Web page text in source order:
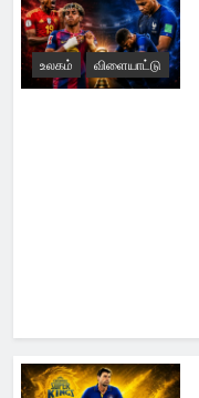
உலகம் விளையாட்டு